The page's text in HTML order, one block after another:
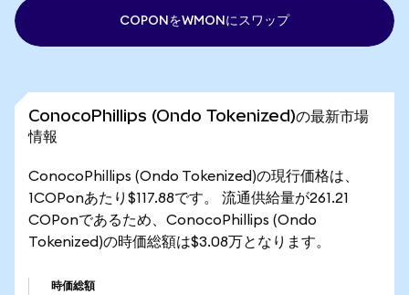
COPONをWMONにスワップ
ConocoPhillips (Ondo Tokenized)の最新市場
情報
ConocoPhillips (Ondo Tokenized)の現行価格は、
1COPonあたり$117.88です。 流通供給量が261.21
COPonであるため、ConocoPhillips (Ondo
Tokenized)の時価総額は$3.08万となります。
時価総額